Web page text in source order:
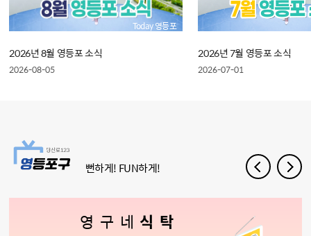
Today 영등포
2026년 8월 영등포 소식
2026-08-05
2026년 7월 영등포 소식
2026-07-01
뻔하게! FUN하게!
영구네 식탁